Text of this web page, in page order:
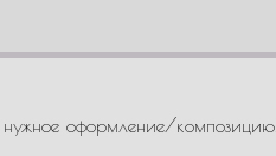
оформление/композицию.